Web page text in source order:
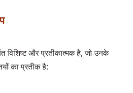
विशिष्ट और प्रतीकात्मक है, जो उनके
का प्रतीक है: